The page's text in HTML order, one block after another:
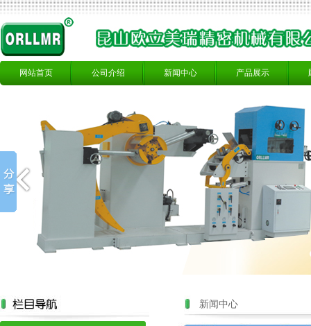
网站首页 公司介绍 新闻中心 产品展示
新闻中心